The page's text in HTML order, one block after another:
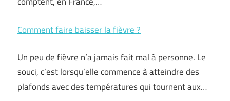
Comment faire baisser la fièvre ?
Un peu de fièvre n’a jamais fait mal à personne. Le
souci, c’est lorsqu’elle commence à atteindre des
plafonds avec des températures qui tournent aux…